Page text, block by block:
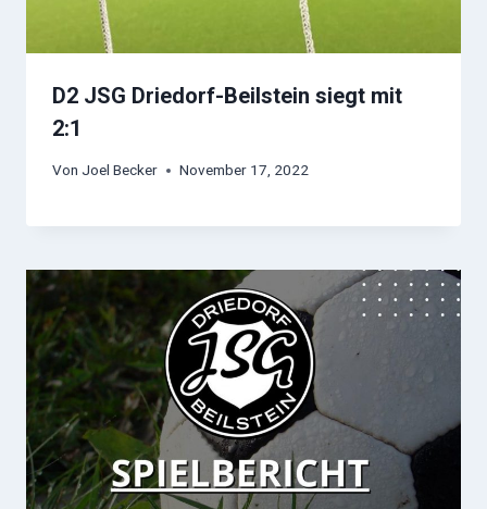
D2 JSG Driedorf-Beilstein siegt mit
2:1
Von Joel Becker November 17, 2022